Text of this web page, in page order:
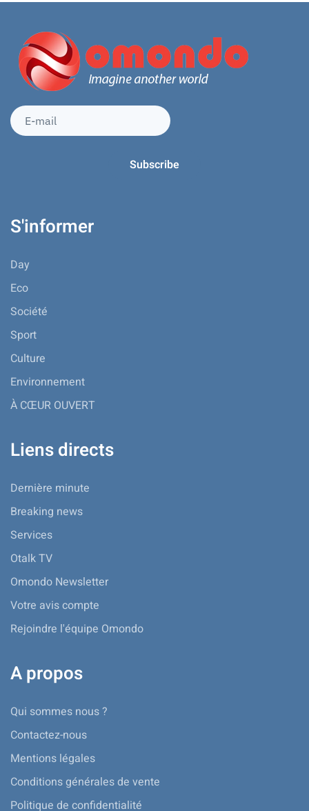
S'informer
Day
Eco
Société
Sport
Culture
Environnement
À CŒUR OUVERT
Liens directs
Dernière minute
Breaking news
Services
Otalk TV
Omondo Newsletter
Votre avis compte
Rejoindre l'équipe Omondo
A propos
Qui sommes nous ?
Contactez-nous
Mentions légales
Conditions générales de vente
Politique de confidentialité